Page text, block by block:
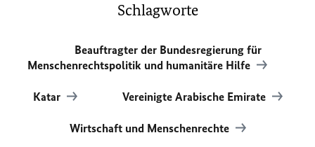
Schlagworte
Beauftragter der Bundesregierung für
Menschenrechtspolitik und humanitäre Hilfe
Katar Vereinigte Arabische Emirate
Wirtschaft und Menschenrechte